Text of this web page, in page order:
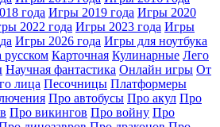
года Игры 2019 года Игры 2020
2022 года Игры 2023 года Игры
Игры 2026 года Игры для ноутбука
Карточная Кулинарные Лего
Научная фантастика Онлайн игры От
лица Песочницы Платформеры
Про автобусы Про акул Про
Про викингов Про войну Про